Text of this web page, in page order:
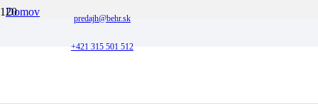
predajh@behr.sk
+421 315 501 512
Domov